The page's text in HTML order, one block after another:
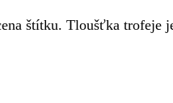
štítku. Tloušťka trofeje